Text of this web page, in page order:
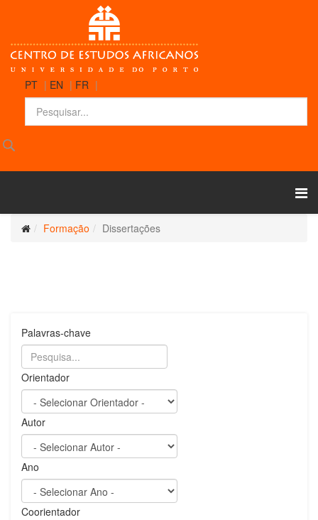
PT | EN | FR |
Formação Dissertações
Palavras-chave
Orientador
Autor
Ano
Coorientador